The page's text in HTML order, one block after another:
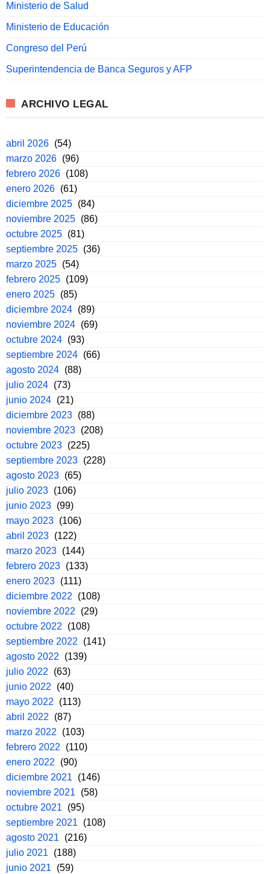
Ministerio de Salud
Ministerio de Educación
Congreso del Perú
Superintendencia de Banca Seguros y AFP
ARCHIVO LEGAL
abril 2026 (54)
marzo 2026 (96)
febrero 2026 (108)
enero 2026 (61)
diciembre 2025 (84)
noviembre 2025 (86)
octubre 2025 (81)
septiembre 2025 (36)
marzo 2025 (54)
febrero 2025 (109)
enero 2025 (85)
diciembre 2024 (89)
noviembre 2024 (69)
octubre 2024 (93)
septiembre 2024 (66)
agosto 2024 (88)
julio 2024 (73)
junio 2024 (21)
diciembre 2023 (88)
noviembre 2023 (208)
octubre 2023 (225)
septiembre 2023 (228)
agosto 2023 (65)
julio 2023 (106)
junio 2023 (99)
mayo 2023 (106)
abril 2023 (122)
marzo 2023 (144)
febrero 2023 (133)
enero 2023 (111)
diciembre 2022
(108)
noviembre 2022
(29)
octubre 2022
(108)
septiembre 2022
(141)
agosto 2022
(139)
julio 2022
(63)
junio 2022
(40)
mayo 2022
(113)
abril 2022
(87)
marzo 2022
(103)
febrero 2022
(110)
enero 2022
(90)
diciembre 2021
(146)
noviembre 2021
(58)
octubre 2021
(95)
septiembre 2021
(108)
agosto 2021
(216)
julio 2021
(188)
junio 2021
(59)